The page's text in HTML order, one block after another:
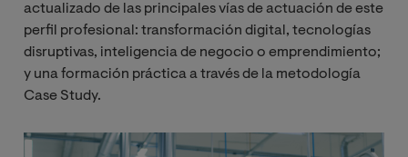
actualizado de las principales vías de actuación de este
perfil profesional: transformación digital, tecnologías
disruptivas, inteligencia de negocio o emprendimiento;
y una formación práctica a través de la metodología
Case Study.
Image